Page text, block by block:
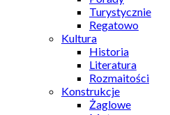
Turystycznie
Regatowo
Kultura
Historia
Literatura
Rozmaitości
Konstrukcje
Żaglowe